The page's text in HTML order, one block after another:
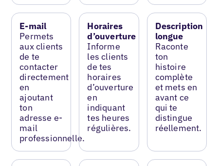
E-mail
Permets
aux clients
de te
contacter
directement
en
ajoutant
ton
adresse e-
mail
professionnelle.
Horaires
d’ouverture
Informe
les clients
de tes
horaires
d’ouverture
en
indiquant
tes heures
régulières.
Description
longue
Raconte
ton
histoire
complète
et mets en
avant ce
qui te
distingue
réellement.